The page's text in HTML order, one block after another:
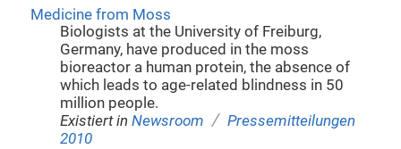
Medicine from Moss
Biologists at the University of Freiburg,
Germany, have produced in the moss
bioreactor a human protein, the absence of
which leads to age-related blindness in 50
million people.
Existiert in Newsroom / Pressemitteilungen
2010